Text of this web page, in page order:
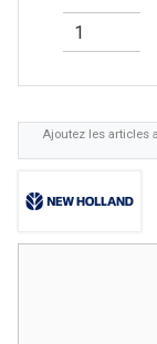
Ajoutez les articles